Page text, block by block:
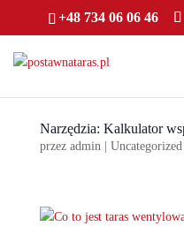
+48 734 06 06 46
Narzędzia: Kalkulator
przez admin| Uncategorized